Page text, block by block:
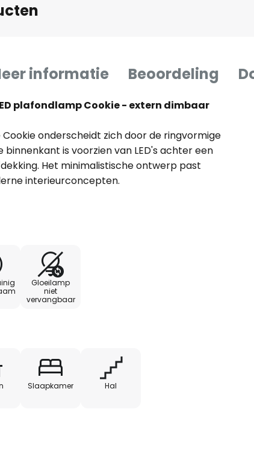
informatie Beoordeling
plafondlamp Cookie - extern dimbaar
onderscheidt zich door de ringvormige
binnenkant is voorzien van LED's achter een
Het minimalistische ontwerp past
interieurconcepten.
en is indien nodig extern dimbaar met een
als wandlamp.
Gloeilamp
niet
vervangbaar
Slaapkamer Hal